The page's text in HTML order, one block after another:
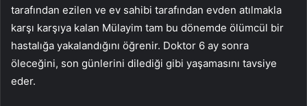
tarafından ezilen ve ev sahibi tarafından evden atılmakla
karşı karşıya kalan Mülayim tam bu dönemde ölümcül bir
hastalığa yakalandığını öğrenir. Doktor 6 ay sonra
öleceğini, son günlerini dilediği gibi yaşamasını tavsiye
eder.